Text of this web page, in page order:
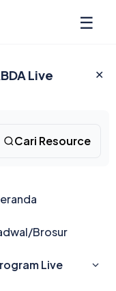
☰
Live ✕
Cari Resource
Brosur
Live
Baca
tag ini.